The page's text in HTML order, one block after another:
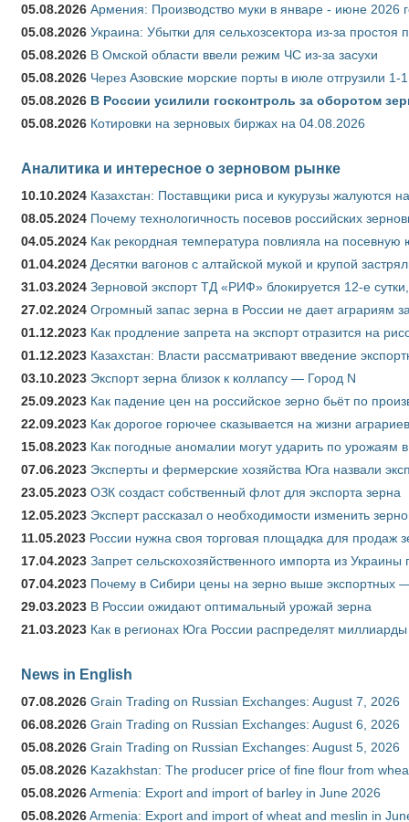
05.08.2026 Армения: Производство муки в январе - июне 2026
05.08.2026 Украина: Убытки для сельхозсектора из-за простоя
05.08.2026 В Омской области ввели режим ЧС из-за засухи
05.08.2026 Через Азовские морские порты в июле отгрузили
05.08.2026 В России усилили госконтроль за оборотом
05.08.2026 Котировки на зерновых биржах на 04.08.2026
Аналитика и интересное о зерновом рынке
10.10.2024 Казахстан: Поставщики риса и кукурузы жалуются
08.05.2024 Почему технологичность посевов российских
04.05.2024 Как рекордная температура повлияла на
01.04.2024 Десятки вагонов с алтайской мукой и крупой
31.03.2024 Зерновой экспорт ТД «РИФ» блокируется 12-е
27.02.2024 Огромный запас зерна в России не дает аграриям
01.12.2023 Как продление запрета на экспорт отразится на
01.12.2023 Казахстан: Власти рассматривают введение
03.10.2023 Экспорт зерна близок к коллапсу — Город N
25.09.2023 Как падение цен на российское зерно бьёт по
22.09.2023 Как дорогое горючее сказывается на жизни аграриев
15.08.2023 Как погодные аномалии могут ударить по урожаям
07.06.2023 Эксперты и фермерские хозяйства Юга назвали
23.05.2023 ОЗК создаст собственный флот для экспорта зерна
12.05.2023 Эксперт рассказал о необходимости изменить
11.05.2023 России нужна своя торговая площадка для продаж
17.04.2023 Запрет сельскохозяйственного импорта из
07.04.2023 Почему в Сибири цены на зерно выше экспортных
29.03.2023 В России ожидают оптимальный урожай зерна
21.03.2023 Как в регионах Юга России распределят
News in English
07.08.2026 Grain Trading on Russian Exchanges: August 7, 2026
06.08.2026 Grain Trading on Russian Exchanges: August 6, 2026
05.08.2026 Grain Trading on Russian Exchanges: August 5, 2026
05.08.2026 Kazakhstan: The producer price of fine flour from
05.08.2026Armenia: Export and import of barley in June 2026
05.08.2026Armenia: Export and import of wheat and meslin in